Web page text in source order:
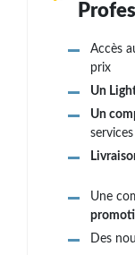
Accès
prix
Un
Un
services
Une
Des